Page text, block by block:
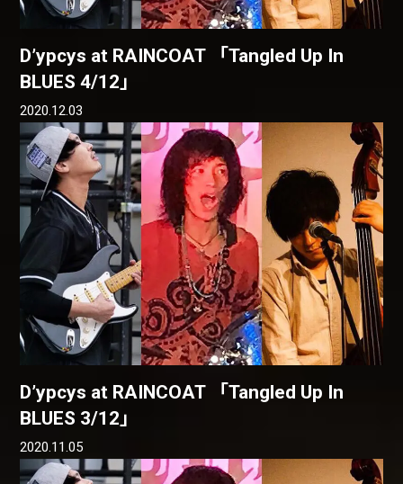
D’ypcys at RAINCOAT 「Tangled Up In
BLUES 4/12」
2020.12.03
D’ypcys at RAINCOAT 「Tangled Up In
BLUES 3/12」
2020.11.05